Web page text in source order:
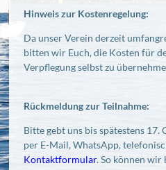
Hinweis zur Kostenregelung:
Da unser Verein derzeit
bitten wir Euch, die Kosten für
Verpflegung selbst zu
Rückmeldung zur Teilnahme:
Bitte gebt uns bis spätestens 17.
per E-Mail, WhatsApp,
Kontaktformular. So können wir